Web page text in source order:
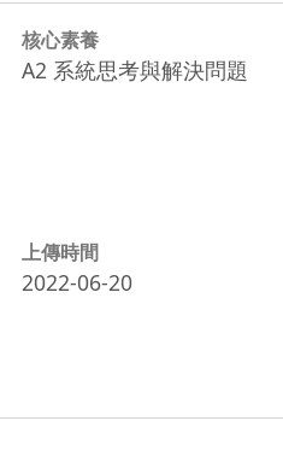
核心素養
A2 系統思考與解決問題
上傳時間
2022-06-20